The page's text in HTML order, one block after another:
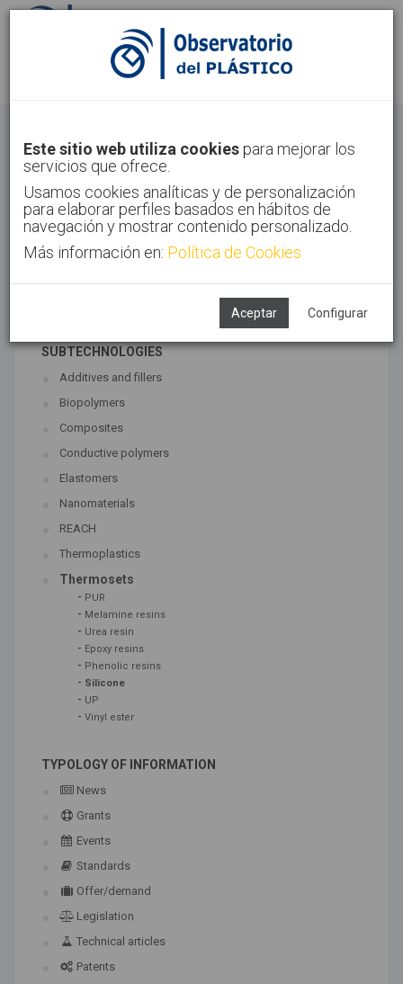
Sign in Sign up
Home Technologies Materials
Este sitio web utiliza cookies para mejorar los
servicios que ofrece.
Usamos cookies analíticas y de personalización
para elaborar perfiles basados en hábitos de
navegación y mostrar contenido personalizado.
Más información en: Política de Cookies
Aceptar Configurar
ASSOCIATED TECHNOLOGIES
SUBTECHNOLOGIES
Additives and fillers
Biopolymers
Composites
Conductive polymers
Elastomers
Nanomaterials
REACH
Thermoplastics
Thermosets
- PUR
- Melamine resins
- Urea resin
- Epoxy resins
- Phenolic resins
- Silicone
- UP
- Vinyl ester
TYPOLOGY OF INFORMATION
News
Grants
Events
Standards
Offer/demand
Legislation
Technical articles
Patents